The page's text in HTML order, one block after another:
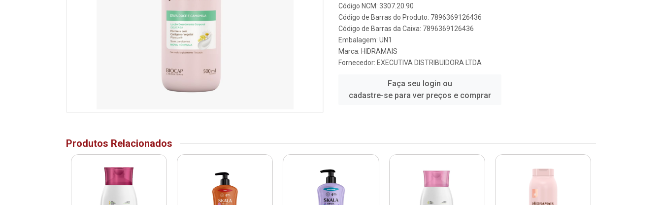
Código NCM: 3307.20.90
Código de Barras do Produto: 7896369126436
Código de Barras da Caixa: 7896369126436
Embalagem: UN1
Marca: HIDRAMAIS
Fornecedor: EXECUTIVA DISTRIBUIDORA LTDA
Faça seu login ou
cadastre-se para ver preços e comprar
Produtos Relacionados